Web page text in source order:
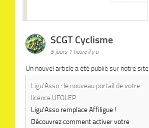
SCGT Cyclisme
5 jours 1 heure il y a
Un nouvel article a été publié sur notre site
Ligu'Asso : le nouveau portail de votre
licence UFOLEP
Ligu'Asso remplace Affiligue !
Découvrez comment activer votre